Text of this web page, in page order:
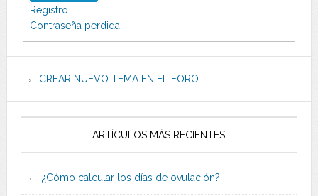
Registro
Contraseña perdida
CREAR NUEVO TEMA EN EL FORO
ARTÍCULOS MÁS RECIENTES
¿Cómo calcular los días de ovulación?